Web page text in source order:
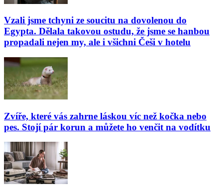
Vzali jsme tchyni ze soucitu na dovolenou do
Egypta. Dělala takovou ostudu, že jsme se hanbou
propadali nejen my, ale i všichni Češi v hotelu
Zvíře, které vás zahrne láskou víc než kočka nebo
pes. Stojí pár korun a můžete ho venčit na vodítku